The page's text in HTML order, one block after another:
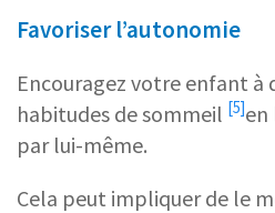
Favoriser l’autonomie
Encouragez votre enfant à
habitudes de sommeil [5]en
par lui-même.
Cela peut impliquer de le